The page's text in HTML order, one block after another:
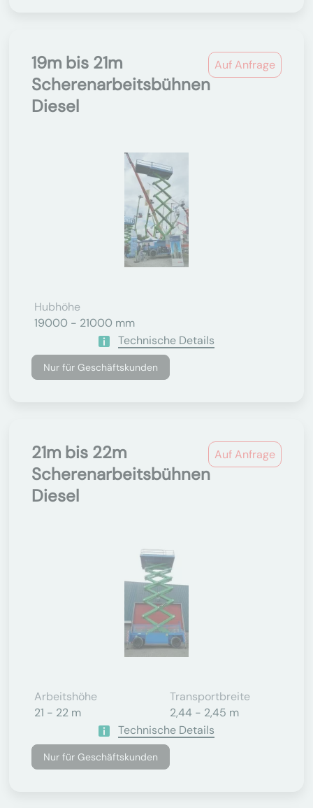
Auf Anfrage
19m bis 21m
Scherenarbeitsbühnen
Diesel
Hubhöhe
19000 - 21000 mm
Technische Details
Nur für Geschäftskunden
Auf Anfrage
21m bis 22m
Scherenarbeitsbühnen
Diesel
Arbeitshöhe
21 - 22 m
Transportbreite
2,44 - 2,45 m
Technische Details
Nur für Geschäftskunden